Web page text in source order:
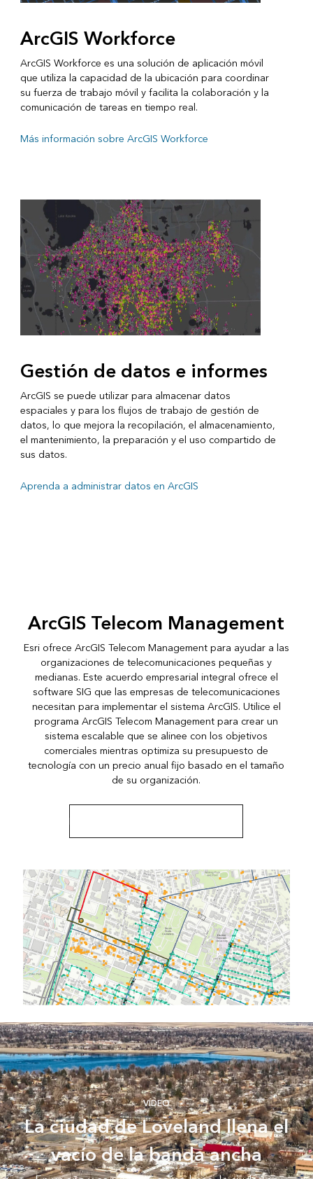
ArcGIS Workforce
ArcGIS Workforce es una solución de aplicación móvil
que utiliza la capacidad de la ubicación para coordinar
su fuerza de trabajo móvil y facilita la colaboración y la
comunicación de tareas en tiempo real.
Más información sobre ArcGIS Workforce
Gestión de datos e informes
ArcGIS se puede utilizar para almacenar datos
espaciales y para los flujos de trabajo de gestión de
datos, lo que mejora la recopilación, el almacenamiento,
el mantenimiento, la preparación y el uso compartido de
sus datos.
Aprenda a administrar datos en ArcGIS
ArcGIS Telecom Management
Esri ofrece ArcGIS Telecom Management para ayudar a las
organizaciones de telecomunicaciones pequeñas y
medianas. Este acuerdo empresarial integral ofrece el
software SIG que las empresas de telecomunicaciones
necesitan para implementar el sistema ArcGIS. Utilice el
programa ArcGIS Telecom Management para crear un
sistema escalable que se alinee con los objetivos
comerciales mientras optimiza su presupuesto de
tecnología con un precio anual fijo basado en el tamaño
de su organización.
Más información sobre este programa
VÍDEO
La ciudad de Loveland llena el
vacío de la banda ancha